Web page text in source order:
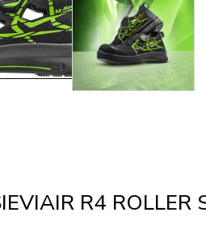
R4 ROLLER